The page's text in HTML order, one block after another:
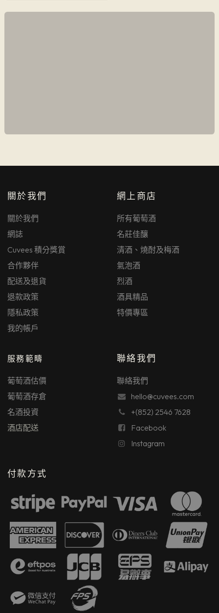
關於我們
關於我們
網誌
Cuvees 積分獎賞
合作夥伴
配送及退貨
退款政策
隱私政策
我的帳戶
網上商店
所有葡萄酒
名莊佳釀
清酒、燒酎及梅酒
氣泡酒
烈酒
酒具精品
特價專區
服務範疇
葡萄酒估價
葡萄酒存倉
名酒投資
酒店配送
聯絡我們
聯絡我們
hello@cuvees.com
+(852) 2546 7628
Facebook
Instagram
付款方式